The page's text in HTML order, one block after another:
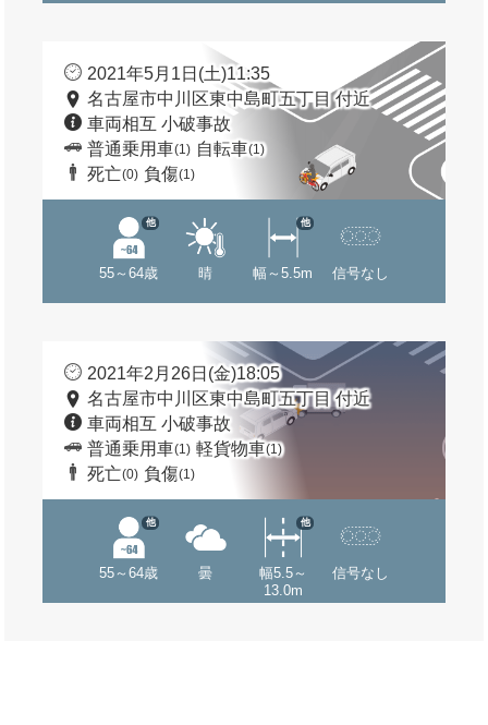
2021年5月1日(土)11:35
名古屋市中川区東中島町五丁目 付近
車両相互 小破事故
普通乗用車(1) 自転車(1)
死亡(0) 負傷(1)
55～64歳
他
晴 幅～5.5m
他
信号なし
2021年2月26日(金)18:05
名古屋市中川区東中島町五丁目 付近
車両相互 小破事故
普通乗用車(1) 軽貨物車(1)
死亡(0) 負傷(1)
55～64歳
他
曇
幅5.5～
13.0m
他
信号なし